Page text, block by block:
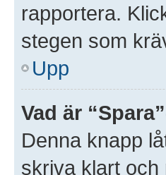
rapportera.
stegen som
Upp
Vad är
Denna knapp
skriva klart och